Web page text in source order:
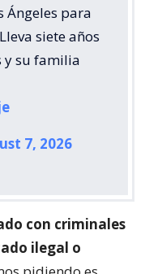
Ángeles para
siete años
y su familia
7, 2026
con criminales
ilegal o